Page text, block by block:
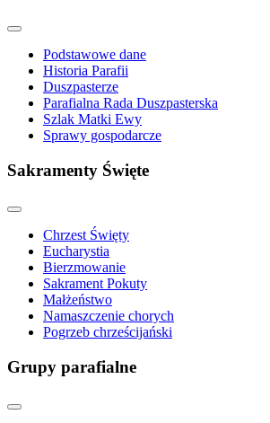
Podstawowe dane
Historia Parafii
Duszpasterze
Parafialna Rada Duszpasterska
Szlak Matki Ewy
Sprawy gospodarcze
Sakramenty Święte
Chrzest Święty
Eucharystia
Bierzmowanie
Sakrament Pokuty
Małżeństwo
Namaszczenie chorych
Pogrzeb chrześcijański
Grupy parafialne